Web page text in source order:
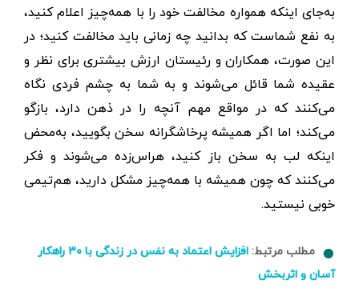
به‌جای اینکه همواره مخالفت خود را با همه‌چیز اعلام کنید،
به نفع شماست که بدانید چه زمانی باید مخالفت کنید؛ در
این صورت، همکاران و رئیستان ارزش بیشتری برای نظر و
عقیده شما قائل می‌شوند و به شما به چشم فردی نگاه
می‌کنند که در مواقع مهم آنچه را در ذهن دارد، بازگو
می‌کند؛ اما اگر همیشه پرخاشگرانه سخن بگویید، به‌محض
اینکه لب به سخن باز کنید، هراس‌زده می‌شوند و فکر
می‌کنند که چون همیشه با همه‌چیز مشکل دارید، هم‌تیمی
خوبی نیستید.
مطلب مرتبط:
افزایش اعتماد به نفس در زندگی با ۳۰ راهکار
آسان و اثربخش